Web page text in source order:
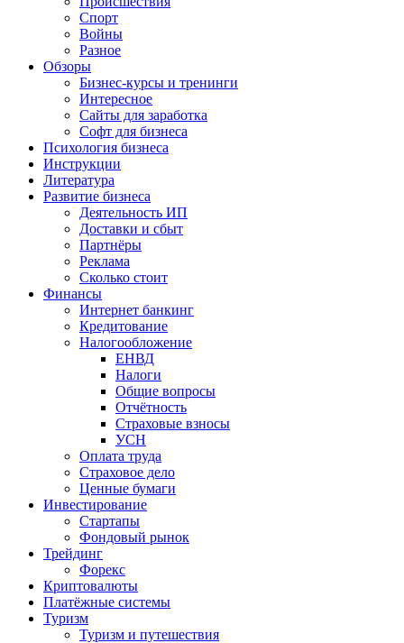
Спорт
Войны
Разное
Обзоры
Бизнес-курсы и тренинги
Интересное
Сайты для заработка
Софт для бизнеса
Психология бизнеса
Инструкции
Литература
Развитие бизнеса
Деятельность ИП
Доставки и сбыт
Партнёры
Реклама
Сколько стоит
Финансы
Интернет банкинг
Кредитование
Налогообложение
ЕНВД
Налоги
Общие вопросы
Отчётность
Страховые взносы
УСН
Оплата труда
Страховое дело
Ценные бумаги
Инвестирование
Стартапы
Фондовый рынок
Трейдинг
Форекс
Криптовалюты
Платёжные системы
Туризм
Туризм и путешествия